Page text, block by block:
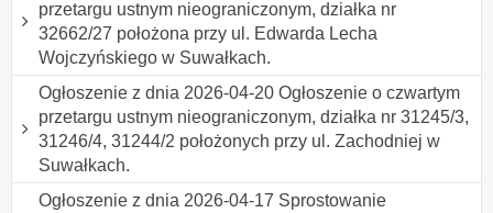
przetargu ustnym nieograniczonym, działka nr
32662/27 położona przy ul. Edwarda Lecha
Wojczyńskiego w Suwałkach.
Ogłoszenie z dnia 2026-04-20 Ogłoszenie o czwartym
przetargu ustnym nieograniczonym, działka nr 31245/3,
31246/4, 31244/2 położonych przy ul. Zachodniej w
Suwałkach.
Ogłoszenie z dnia 2026-04-17 Sprostowanie